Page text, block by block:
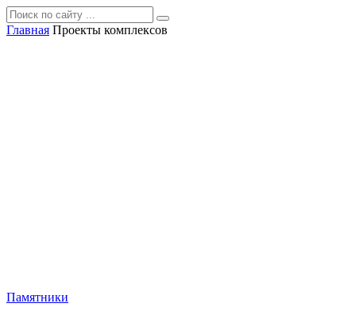
Главная Проекты комплексов
Памятники